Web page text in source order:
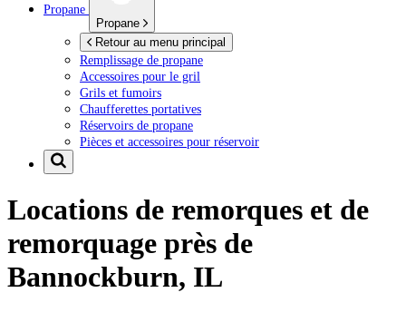
Propane
Propane
Retour au menu principal
Remplissage de propane
Accessoires pour le gril
Grils et fumoirs
Chaufferettes portatives
Réservoirs de propane
Pièces et accessoires pour réservoir
Locations de remorques et de
remorquage près de
Bannockburn, IL